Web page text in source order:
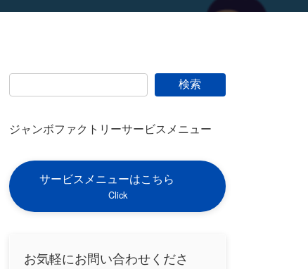
検索
ジャンボファクトリーサービスメニュー
サービスメニューはこちら
Click
お気軽にお問い合わせくださ